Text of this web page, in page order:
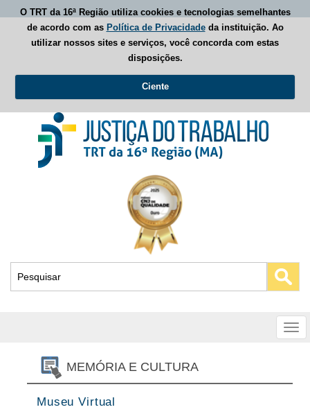
O TRT da 16ª Região utiliza cookies e tecnologias semelhantes
de acordo com as Política de Privacidadeda instituição. Ao
utilizar nossos sites e serviços, você concorda com estas
disposições.
Ciente
MEMÓRIA E CULTURA
Museu Virtual